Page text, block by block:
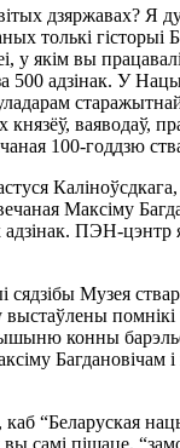
толькі
якім вы
адзінак. У
ваяводаў,
100-годдзю
Максіму
ПЭН-
Музея
конны
Багдановічам
“Беларуская